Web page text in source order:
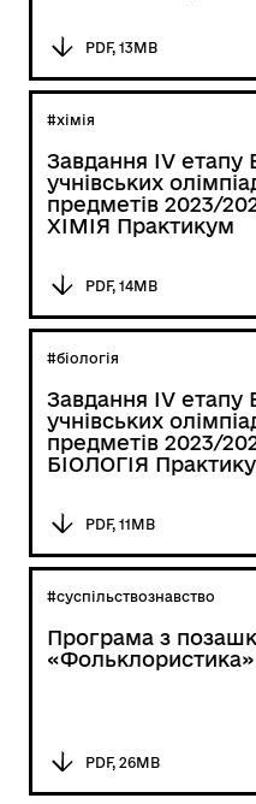
PDF, 13MB
#хімія
Завдання ІV етапу
учнівських
предметів 2023/
ХІМІЯ Практикум
PDF, 14MB
#біологія
Завдання ІV етапу
учнівських
предметів 2023/
БІОЛОГІЯ
PDF, 11MB
#суспільствознавство
Програма з
PDF, 26MB